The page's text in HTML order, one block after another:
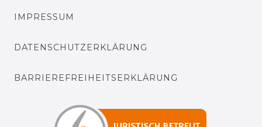
IMPRESSUM
DATENSCHUTZERKLÄRUNG
BARRIEREFREIHEITSERKLÄRUNG